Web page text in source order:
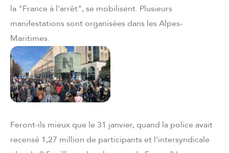
la "France à l'arrêt", se mobilisent. Plusieurs
manifestations sont organisées dans les Alpes-
Maritimes.
Feront-ils mieux que le 31 janvier, quand la police avait
recensé 1,27 million de participants et l'intersyndicale